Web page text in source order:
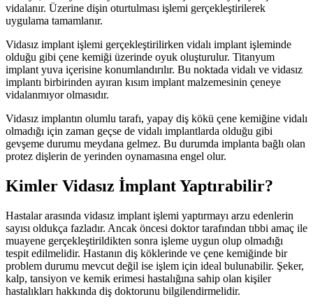
vidalanır. Üzerine dişin oturtulması işlemi gerçekleştirilerek
uygulama tamamlanır.
Vidasız implant işlemi gerçekleştirilirken vidalı implant işleminde
olduğu gibi çene kemiği üzerinde oyuk oluşturulur. Titanyum
implant yuva içerisine konumlandırılır. Bu noktada vidalı ve vidasız
implantı birbirinden ayıran kısım implant malzemesinin çeneye
vidalanmıyor olmasıdır.
Vidasız implantın olumlu tarafı, yapay diş kökü çene kemiğine vidalı
olmadığı için zaman geçse de vidalı implantlarda olduğu gibi
gevşeme durumu meydana gelmez. Bu durumda implanta bağlı olan
protez dişlerin de yerinden oynamasına engel olur.
Kimler Vidasız İmplant Yaptırabilir?
Hastalar arasında vidasız implant işlemi yaptırmayı arzu edenlerin
sayısı oldukça fazladır. Ancak öncesi doktor tarafından tıbbi amaç ile
muayene gerçekleştirildikten sonra işleme uygun olup olmadığı
tespit edilmelidir. Hastanın diş köklerinde ve çene kemiğinde bir
problem durumu mevcut değil ise işlem için ideal bulunabilir. Şeker,
kalp, tansiyon ve kemik erimesi hastalığına sahip olan kişiler
hastalıkları hakkında diş doktorunu bilgilendirmelidir.